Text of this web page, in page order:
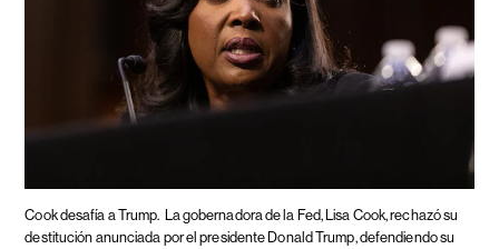
Cook desafía a Trump. La gobernadora de la Fed, Lisa Cook, rechazó su
destitución anunciada por el presidente Donald Trump, defendiendo su